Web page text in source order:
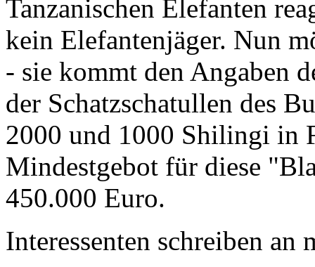
Tanzanischen Elefanten
kein Elefantenjäger. Nun
- sie kommt den Angaben
der Schatzschatullen des
2000 und 1000 Shilingi in
Mindestgebot für diese
450.000 Euro.
Interessenten schreiben